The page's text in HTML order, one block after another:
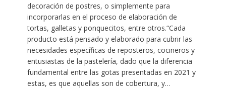
decoración de postres, o simplemente para
incorporarlas en el proceso de elaboración de
tortas, galletas y ponquecitos, entre otros.“Cada
producto está pensado y elaborado para cubrir las
necesidades específicas de reposteros, cocineros y
entusiastas de la pastelería, dado que la diferencia
fundamental entre las gotas presentadas en 2021 y
estas, es que aquellas son de cobertura, y…